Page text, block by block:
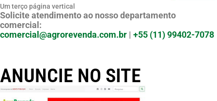
Um terço página vertical
Solicite atendimento ao nosso departamento
comercial:
comercial@agrorevenda.com.br | +55 (11) 99402-7078
ANUNCIE NO SITE